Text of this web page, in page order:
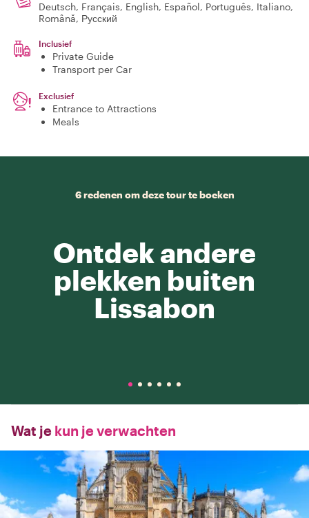
Deutsch, Français, English, Español, Português, Italiano,
Română, Русский
Inclusief
Private Guide
Transport per Car
Exclusief
Entrance to Attractions
Meals
6 redenen om deze tour te boeken
Ontdek andere
plekken buiten
Lissabon
Wat je kun je verwachten